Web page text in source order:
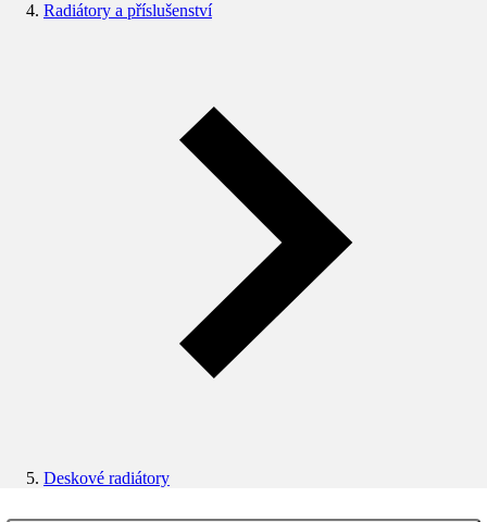
Radiátory a příslušenství
Deskové radiátory